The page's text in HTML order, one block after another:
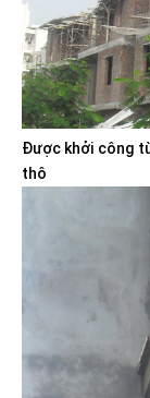
Được khởi công
thô